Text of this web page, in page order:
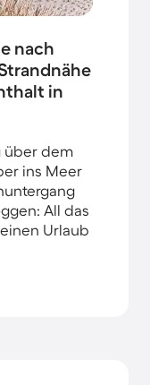
nach
in
über dem
ins Meer
All das
Urlaub
Familie